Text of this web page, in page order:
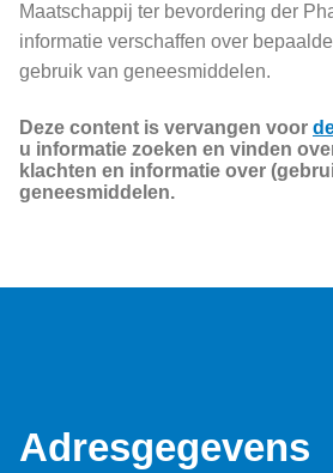
Maatschappij ter bevordering der
informatie verschaffen over
gebruik van geneesmiddelen.
Deze content is vervangen voor
u informatie zoeken en vinden
klachten en informatie over
geneesmiddelen.
Adresgegevens